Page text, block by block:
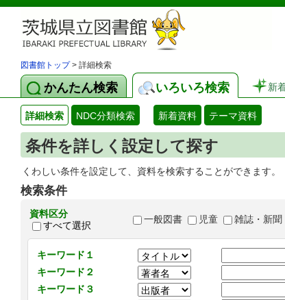
図書館トップ> 詳細検索
かんたん検索 いろいろ検索 新
詳細検索 NDC分類検索 新着資料 テーマ資料
条件を詳しく設定して探す
くわしい条件を設定して、資料を検索することができます。
検索条件
資料区分
すべて選択
一般図書 児童 雑誌・新聞
キーワード１
キーワード２
キーワード３